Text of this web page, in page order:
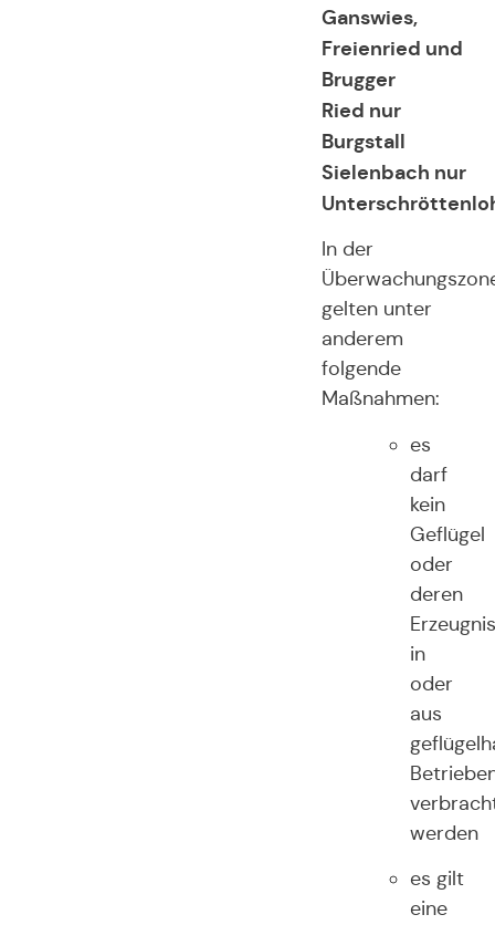
Ganswies,
Freienried und
Brugger
Ried nur
Burgstall
Sielenbach nur
In der
gelten unter
anderem
folgende
Maßnahmen:
es
darf
kein
Geflügel
oder
deren
in
oder
aus
werden
es gilt
eine